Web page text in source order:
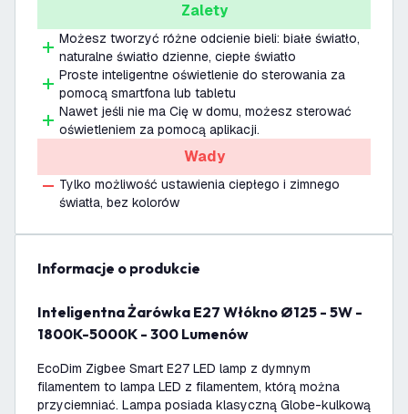
Zalety
Możesz tworzyć różne odcienie bieli: białe światło,
naturalne światło dzienne, ciepłe światło
Proste inteligentne oświetlenie do sterowania za
pomocą smartfona lub tabletu
Nawet jeśli nie ma Cię w domu, możesz sterować
oświetleniem za pomocą aplikacji.
Wady
Tylko możliwość ustawienia ciepłego i zimnego
światła, bez kolorów
informacje o produkcie
Inteligentna Żarówka E27 Włókno Ø125 - 5W -
1800K-5000K - 300 Lumenów
EcoDim Zigbee Smart E27 LED lamp z dymnym
filamentem to lampa LED z filamentem, którą można
przyciemniać. Lampa posiada klasyczną Globe-kulkową